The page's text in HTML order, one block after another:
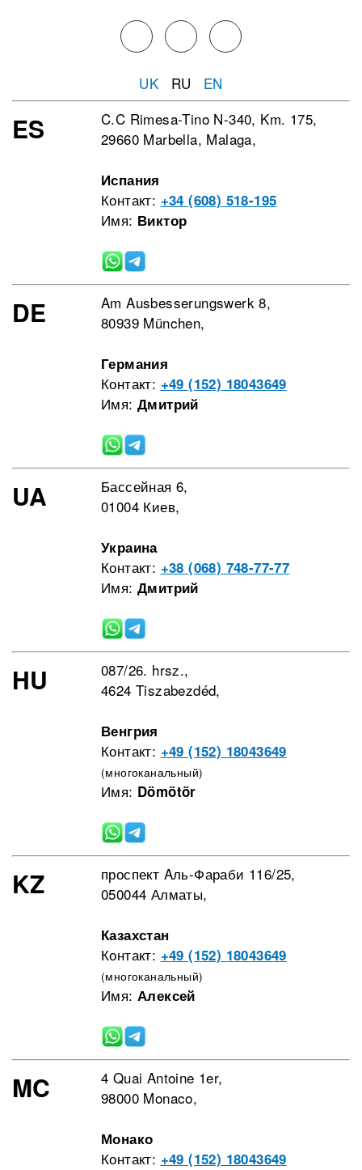
UK RU EN
ES
C.C Rimesa-Tino N-340, Km. 175,
29660 Marbella, Malaga,
Испания
Контакт: +34 (608) 518-195
Имя: Виктор
DE
Am Ausbesserungswerk 8,
80939 München,
Германия
Контакт: +49 (152) 18043649
Имя: Дмитрий
UA
Бассейная 6,
01004 Киев,
Украина
Контакт: +38 (068) 748-77-77
Имя: Дмитрий
HU
087/26. hrsz.,
4624 Tiszabezdéd,
Венгрия
Контакт: +49 (152) 18043649
(многоканальный)
Имя: Dömötör
KZ
проспект Aль-Фараби 116/25,
050044 Алматы,
Казахстан
Контакт: +49 (152) 18043649
(многоканальный)
Имя: Алексей
MC
4 Quai Antoine 1er,
98000 Monaco,
Монако
Контакт: +49 (152) 18043649